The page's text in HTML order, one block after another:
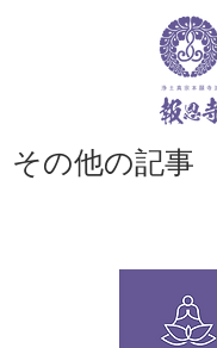
その他の記事